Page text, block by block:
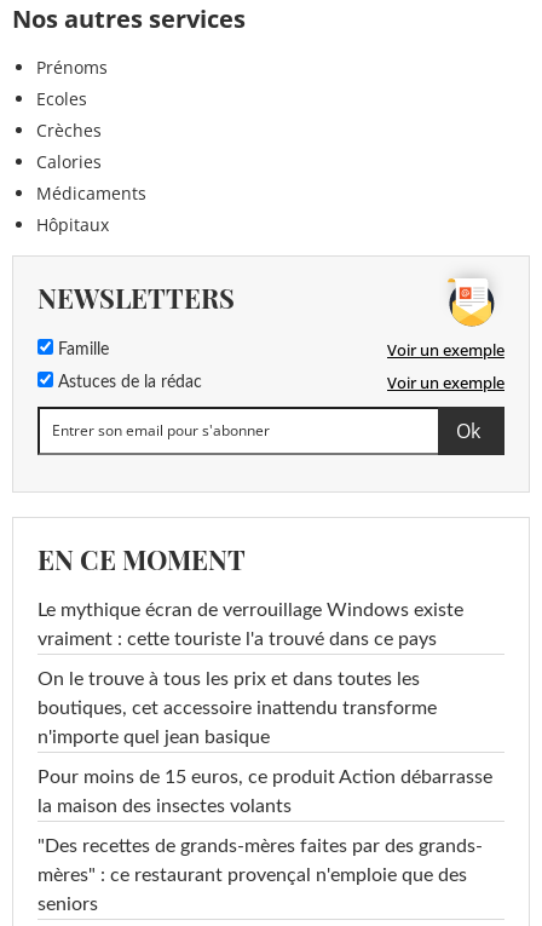
Nos autres services
Prénoms
Ecoles
Crèches
Calories
Médicaments
Hôpitaux
NEWSLETTERS
Famille Voir un exemple
Astuces de la rédac Voir un exemple
EN CE MOMENT
Le mythique écran de verrouillage Windows existe
vraiment : cette touriste l'a trouvé dans ce pays
On le trouve à tous les prix et dans toutes les
boutiques, cet accessoire inattendu transforme
n'importe quel jean basique
Pour moins de 15 euros, ce produit Action débarrasse
la maison des insectes volants
"Des recettes de grands-mères faites par des grands-
mères" : ce restaurant provençal n'emploie que des
seniors